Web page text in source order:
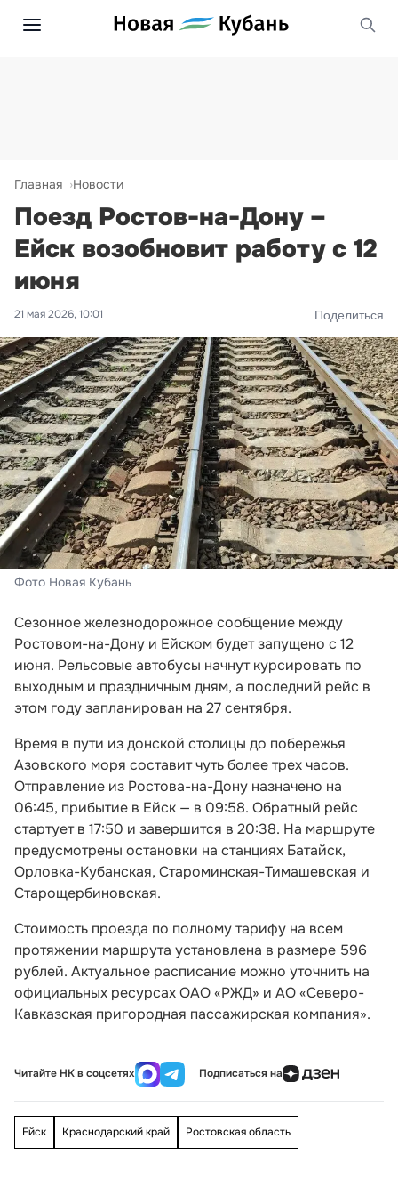
Главная Новости
Поезд Ростов-на-Дону –
Ейск возобновит работу с 12
июня
21 мая 2026, 10:01 Поделиться
Фото Новая Кубань
Сезонное железнодорожное сообщение между
Ростовом-на-Дону и Ейском будет запущено с 12
июня. Рельсовые автобусы начнут курсировать по
выходным и праздничным дням, а последний рейс в
этом году запланирован на 27 сентября.
Время в пути из донской столицы до побережья
Азовского моря составит чуть более трех часов.
Отправление из Ростова-на-Дону назначено на
06:45, прибытие в Ейск — в 09:58. Обратный рейс
стартует в 17:50 и завершится в 20:38. На маршруте
предусмотрены остановки на станциях Батайск,
Орловка-Кубанская, Староминская-Тимашевская и
Старощербиновская.
Стоимость проезда по полному тарифу на всем
протяжении маршрута установлена в размере 596
рублей. Актуальное расписание можно уточнить на
официальных ресурсах ОАО «РЖД» и АО «Северо-
Кавказская пригородная пассажирская компания».
Читайте НК в соцсетях Подписаться на
Ейск Краснодарский край Ростовская область